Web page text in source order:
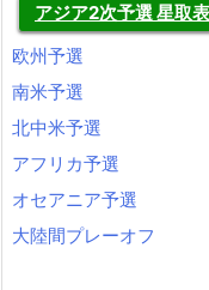
アジア2次予選 星取
欧州予選
南米予選
北中米予選
アフリカ予選
オセアニア予選
大陸間プレーオフ